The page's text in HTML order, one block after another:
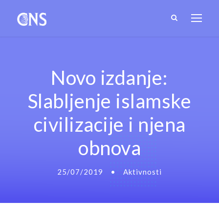
Novo izdanje:
Slabljenje islamske
civilizacije i njena
obnova
25/07/2019 • Aktivnosti